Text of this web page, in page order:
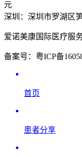
元
深圳：深圳市罗湖区
爱诺美康国际医疗服
备案号：粤ICP备
首页
患者分享